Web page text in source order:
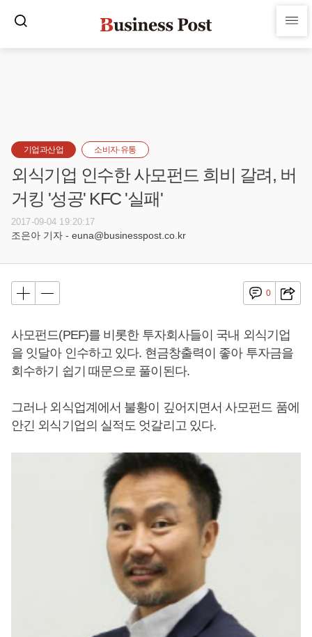
기업과산업 소비자·유통
외식기업 인수한 사모펀드 희비 갈려, 버
거킹 '성공' KFC '실패'
2017-09-04 19:20:17
조은아 기자 - euna@businesspost.co.kr
0
사모펀드(PEF)를 비롯한 투자회사들이 국내 외식기업
을 잇달아 인수하고 있다. 현금창출력이 좋아 투자금을
회수하기 쉽기 때문으로 풀이된다.
그러나 외식업계에서 불황이 깊어지면서 사모펀드 품에
안긴 외식기업의 실적도 엇갈리고 있다.